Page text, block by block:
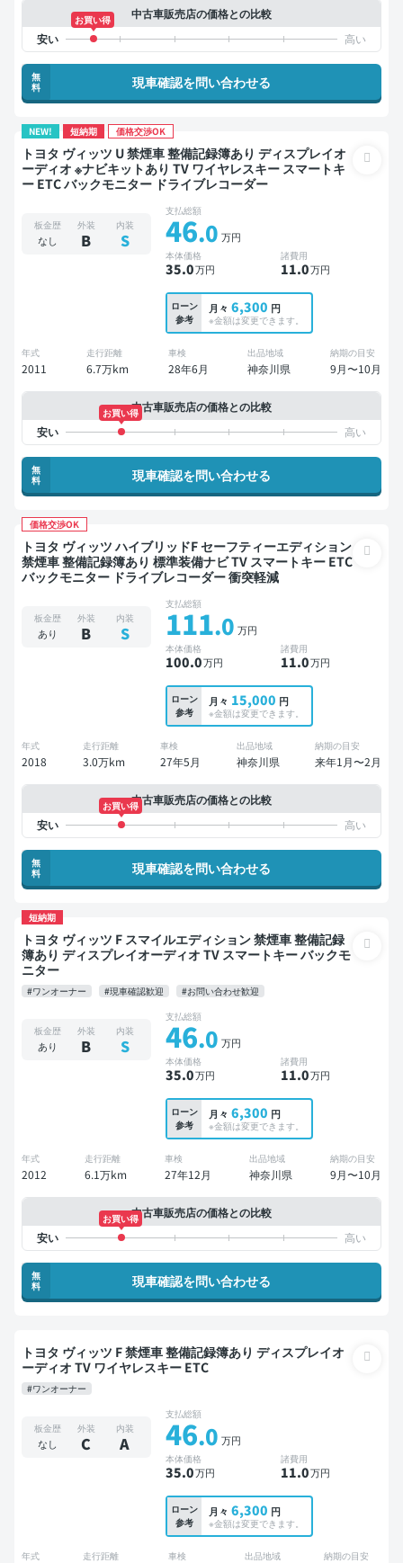
中古車販売店の価格との比較
お買い得
無
料
現車確認を問い合わせる
NEW! 短納期 価格交渉OK
トヨタ ヴィッツ U 禁煙車 整備記録簿あり ディスプレイオ
ーディオ ※ナビキットあり TV ワイヤレスキー スマートキ
ー ETC バックモニター ドライブレコーダー
板金歴
なし
外装
B
内装
S
支払総額
46.0 万円
本体価格
35.0万円
諸費用
11.0万円
ローン
参考
月々 6,300 円
※金額は変更できます。
年式
2011
走行距離
6.7万km
車検
28年6月
出品地域
神奈川県
納期の目安
9月〜10月
中古車販売店の価格との比較
お買い得
無
料
現車確認を問い合わせる
価格交渉OK
トヨタ ヴィッツ ハイブリッドF セーフティーエディション
禁煙車 整備記録簿あり 標準装備ナビ TV スマートキー ETC
バックモニター ドライブレコーダー 衝突軽減
板金歴
あり
外装
B
内装
S
支払総額
111.0 万円
本体価格
100.0万円
諸費用
11.0万円
ローン
参考
月々 15,000 円
※金額は変更できます。
年式
2018
走行距離
3.0万km
車検
27年5月
出品地域
神奈川県
納期の目安
来年1月〜2月
中古車販売店の価格との比較
お買い得
無
料
現車確認を問い合わせる
短納期
トヨタ ヴィッツ F スマイルエディション 禁煙車 整備記録
簿あり ディスプレイオーディオ TV スマートキー バックモ
ニター
#ワンオーナー #現車確認歓迎 #お問い合わせ歓迎
板金歴
あり
外装
B
内装
S
支払総額
46.0 万円
本体価格
35.0万円
諸費用
11.0万円
ローン
参考
月々 6,300 円
※金額は変更できます。
年式
2012
走行距離
6.1万km
車検
27年12月
出品地域
神奈川県
納期の目安
9月〜10月
中古車販売店の価格との比較
お買い得
無
料
現車確認を問い合わせる
トヨタ ヴィッツ F 禁煙車 整備記録簿あり ディスプレイオ
ーディオ TV ワイヤレスキー ETC
#ワンオーナー
板金歴
なし
外装
C
内装
A
支払総額
46.0 万円
本体価格
35.0万円
諸費用
11.0万円
ローン
参考
月々 6,300 円
※金額は変更できます。
年式 走行距離 車検 出品地域 納期の目安